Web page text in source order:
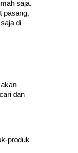
saja.
pasang,
di
dan
produk